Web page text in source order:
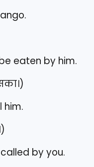
eaten by him.
him.
by you.